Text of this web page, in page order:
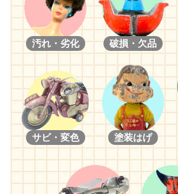
汚れ・劣化 破損・欠品
サビ・変色 塗装はげ